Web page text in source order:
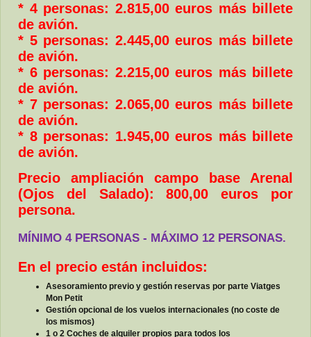
* 4 personas: 2.815,00 euros más billete
de avión.
* 5 personas: 2.445,00 euros más billete
de avión.
* 6 personas: 2.215,00 euros más billete
de avión.
* 7 personas: 2.065,00 euros más billete
de avión.
* 8 personas: 1.945,00 euros más billete
de avión.
Precio ampliación campo base Arenal
(Ojos del Salado): 800,00 euros por
persona.
MÍNIMO 4 PERSONAS - MÁXIMO 12 PERSONAS.
En el precio están incluidos:
Asesoramiento previo y gestión reservas por parte Viatges
Mon Petit
Gestión opcional de los vuelos internacionales (no coste de
los mismos)
1 o 2 Coches de alquiler propios para todos los